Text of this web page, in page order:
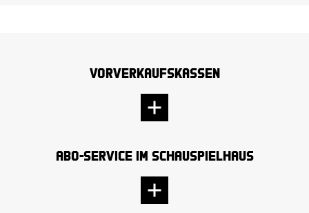
Vorverkaufskassen
Abo-Service im Schauspielhaus